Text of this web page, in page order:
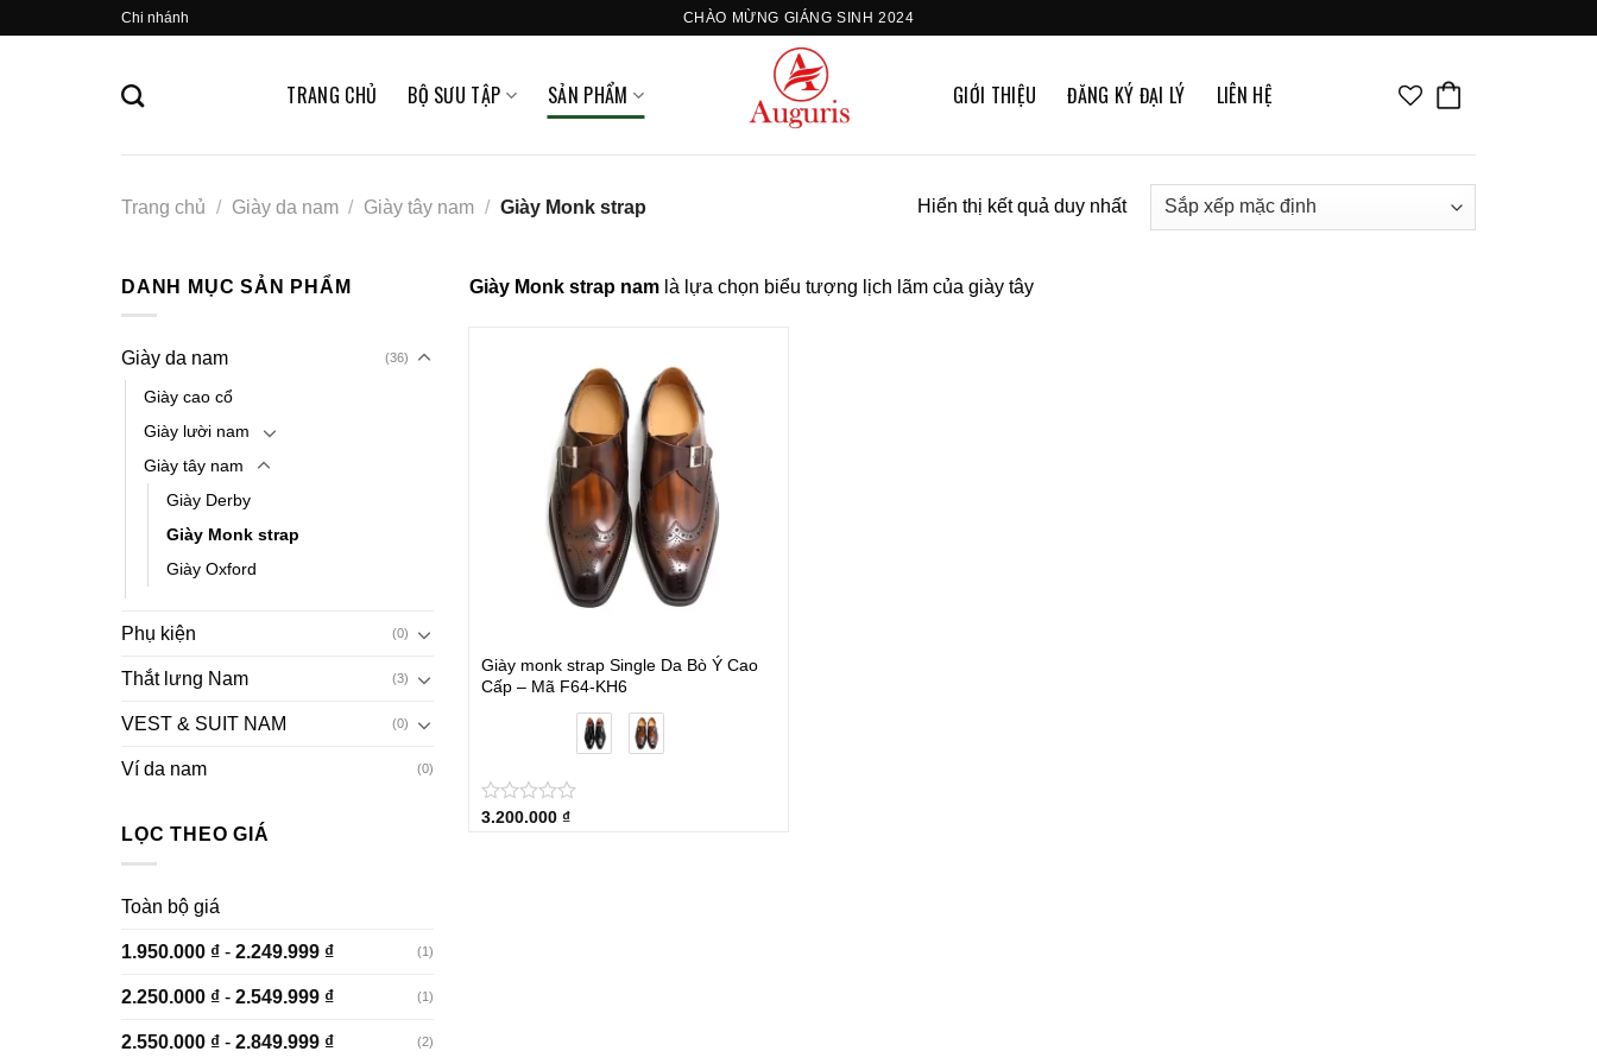
Chi nhánh CHÀO MỪNG GIÁNG SINH 2024
TRANG CHỦ BỘ SƯU TẬP SẢN PHẨM GIỚI THIỆU ĐĂNG KÝ ĐẠI LÝ LIÊN HỆ
Trang chủ / Giày da nam / Giày tây nam / Giày Monk strap Hiển thị kết quả duy nhất
DANH MỤC SẢN PHẨM
Giày da nam (36)
Giày cao cổ
Giày lười nam
Giày tây nam
Giày Derby
Giày Monk strap
Giày Oxford
Phụ kiện (0)
Thắt lưng Nam (3)
VEST & SUIT NAM (0)
Ví da nam (0)
LỌC THEO GIÁ
Toàn bộ giá
1.950.000 ₫ - 2.249.999 ₫ (1)
2.250.000 ₫ - 2.549.999 ₫ (1)
2.550.000 ₫ - 2.849.999 ₫ (2)
Giày Monk strap namlà lựa chọn biểu tượng lịch lãm của giày tây
Giày monk strap Single Da Bò Ý Cao
Cấp – Mã F64-KH6
★
★
★
★
★
3.200.000₫